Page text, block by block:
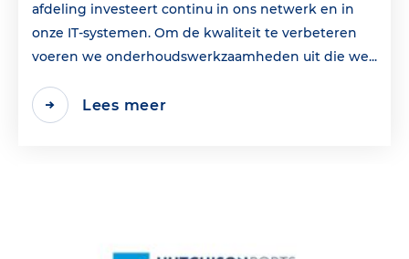
afdeling investeert continu in ons netwerk en in
onze IT-systemen. Om de kwaliteit te verbeteren
voeren we onderhoudswerkzaamheden uit die we...
Lees meer